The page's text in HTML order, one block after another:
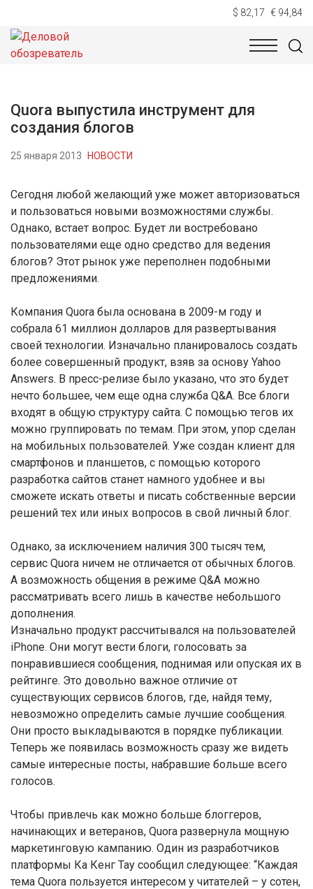
$ 82,17 € 94,84
НОВОСТИ
Quora выпустила инструмент для
создания блогов
25 января 2013 НОВОСТИ
Сегодня любой желающий уже может авторизоваться
и пользоваться новыми возможностями службы.
Однако, встает вопрос. Будет ли востребовано
пользователями еще одно средство для ведения
блогов? Этот рынок уже переполнен подобными
предложениями.
Компания Quora была основана в 2009-м году и
собрала 61 миллион долларов для развертывания
своей технологии. Изначально планировалось создать
более совершенный продукт, взяв за основу Yahoo
Answers. В пресс-релизе было указано, что это будет
нечто большее, чем еще одна служба Q&A. Все блоги
входят в общую структуру сайта. С помощью тегов их
можно группировать по темам. При этом, упор сделан
на мобильных пользователей. Уже создан клиент для
смартфонов и планшетов, с помощью которого
разработка сайтов станет намного удобнее и вы
сможете искать ответы и писать собственные версии
решений тех или иных вопросов в свой личный блог.
Однако, за исключением наличия 300 тысяч тем,
сервис Quora ничем не отличается от обычных блогов.
А возможность общения в режиме Q&A можно
рассматривать всего лишь в качестве небольшого
дополнения.
Изначально продукт рассчитывался на пользователей
iPhone. Они могут вести блоги, голосовать за
понравившиеся сообщения, поднимая или опуская их в
рейтинге. Это довольно важное отличие от
существующих сервисов блогов, где, найдя тему,
невозможно определить самые лучшие сообщения.
Они просто выкладываются в порядке публикации.
Теперь же появилась возможность сразу же видеть
самые интересные посты, набравшие больше всего
голосов.
Чтобы привлечь как можно больше блоггеров,
начинающих и ветеранов, Quora развернула мощную
маркетинговую кампанию. Один из разработчиков
платформы Ка Кенг Tay сообщил следующее: “Каждая
тема Quora пользуется интересом у читателей – у сотен,